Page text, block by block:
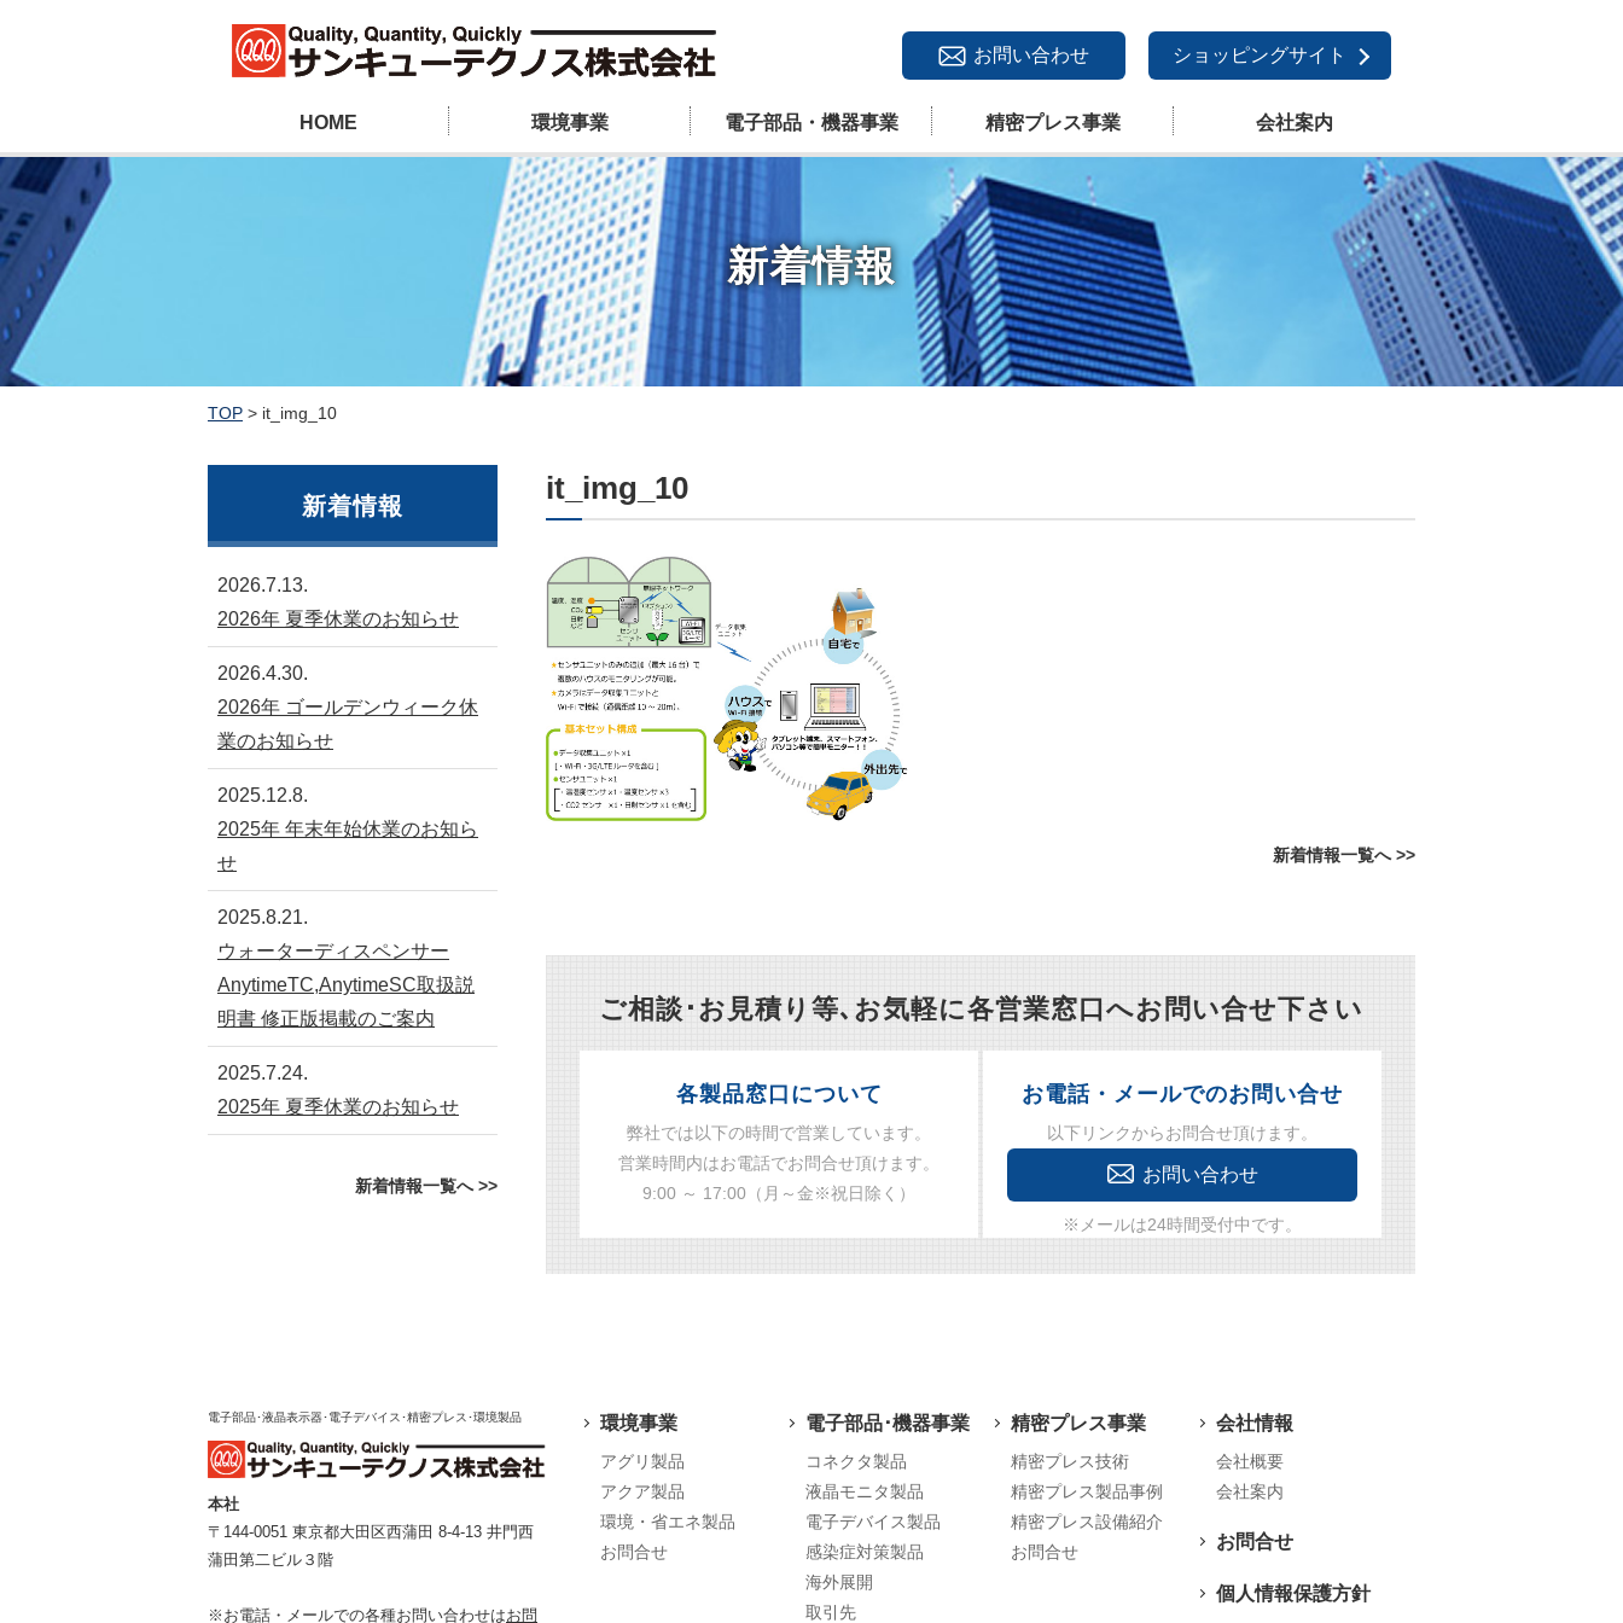
ショッピングサイト
お問い合わせ
HOME 環境事業 電子部品・機器事業 精密プレス事業 会社案内
新着情報
TOP > it_img_10
it_img_10
新着情報一覧へ >>
ご相談･お見積り等､お気軽に各営業窓口へお問い合せ下さい
各製品窓口について
弊社では以下の時間で営業しています。
営業時間内はお電話でお問合せ頂けます。
9:00 ～ 17:00（月～金※祝日除く）
お電話・メールでのお問い合せ
以下リンクからお問合せ頂けます。
お問い合わせ
※メールは24時間受付中です。
新着情報
2026.7.13.
2026年 夏季休業のお知らせ
2026.4.30.
2026年 ゴールデンウィーク休
業のお知らせ
2025.12.8.
2025年 年末年始休業のお知ら
せ
2025.8.21.
ウォーターディスペンサー
AnytimeTC,AnytimeSC取扱説
明書 修正版掲載のご案内
2025.7.24.
2025年 夏季休業のお知らせ
新着情報一覧へ >>
電子部品･液晶表示器･電子デバイス･精密プレス･環境製品
本社
〒144-0051 東京都⼤⽥区⻄蒲⽥ 8-4-13 井⾨⻄
蒲⽥第⼆ビル３階
※お電話・メールでの各種お問い合わせはお問
環境事業
アグリ製品
アクア製品
環境・省エネ製品
お問合せ
電子部品･機器事業
コネクタ製品
液晶モニタ製品
電子デバイス製品
感染症対策製品
海外展開
取引先
精密プレス事業
精密プレス技術
精密プレス製品事例
精密プレス設備紹介
お問合せ
会社情報
会社概要
会社案内
お問合せ
個人情報保護方針